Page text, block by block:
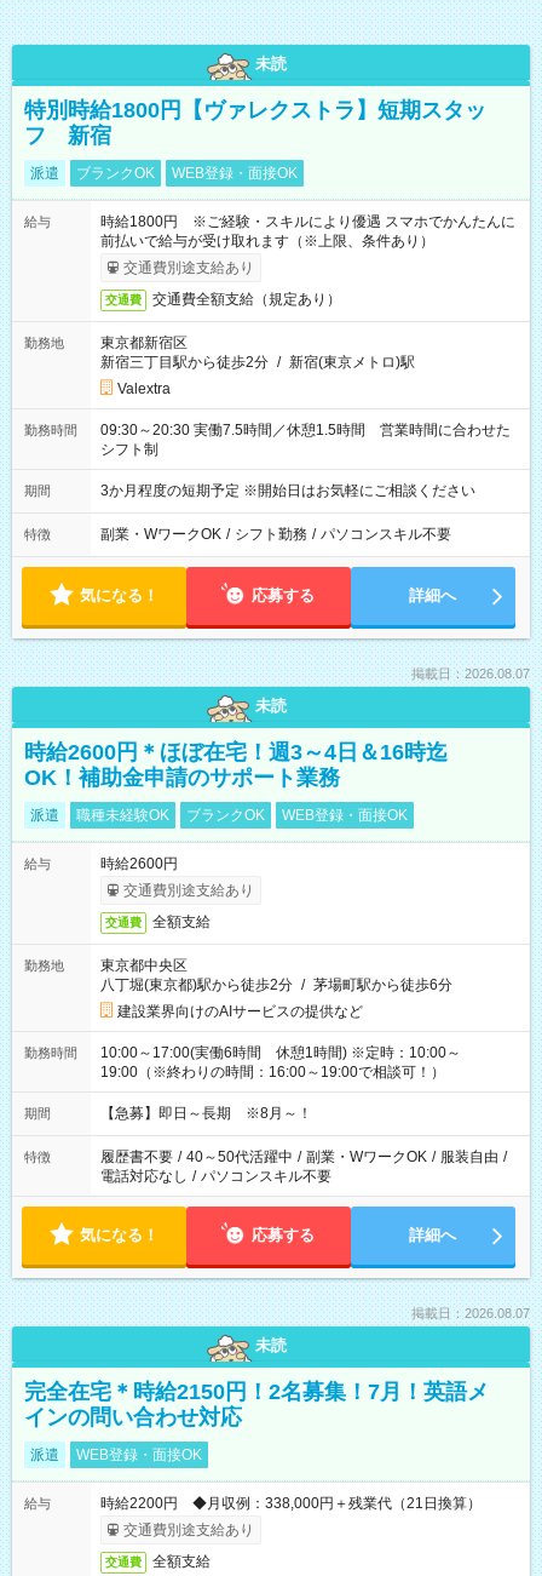
未読
特別時給1800円【ヴァレクストラ】短期スタッ
フ 新宿
派遣 ブランクOK WEB登録・面接OK
給与
時給1800円 ※ご経験・スキルにより優遇 スマホでかんたんに
前払いで給与が受け取れます（※上限、条件あり）
交通費別途支給あり
交通費 交通費全額支給（規定あり）
勤務地
東京都新宿区
新宿三丁目駅から徒歩2分 / 新宿(東京メトロ)駅
Valextra
勤務時間
09:30～20:30 実働7.5時間／休憩1.5時間 営業時間に合わせた
シフト制
期間 3か月程度の短期予定 ※開始日はお気軽にご相談ください
特徴 副業・WワークOK / シフト勤務 / パソコンスキル不要
気になる！ 応募する 詳細へ
掲載日：2026.08.07
未読
時給2600円＊ほぼ在宅！週3～4日＆16時迄
OK！補助金申請のサポート業務
派遣 職種未経験OK ブランクOK WEB登録・面接OK
給与
時給2600円
交通費別途支給あり
交通費 全額支給
勤務地
東京都中央区
八丁堀(東京都)駅から徒歩2分 / 茅場町駅から徒歩6分
建設業界向けのAIサービスの提供など
勤務時間
10:00～17:00(実働6時間 休憩1時間) ※定時：10:00～
19:00（※終わりの時間：16:00～19:00で相談可！）
期間 【急募】即日～長期 ※8月～！
特徴 履歴書不要 / 40～50代活躍中 / 副業・WワークOK / 服装自由 /
電話対応なし / パソコンスキル不要
気になる！ 応募する 詳細へ
掲載日：2026.08.07
未読
完全在宅＊時給2150円！2名募集！7月！英語メ
インの問い合わせ対応
派遣 WEB登録・面接OK
給与
時給2200円 ◆月収例：338,000円＋残業代（21日換算）
交通費別途支給あり
交通費 全額支給